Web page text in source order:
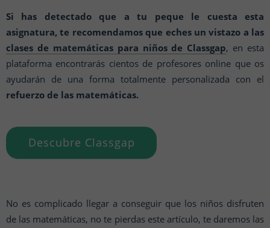
Si has detectado que a tu peque le cuesta esta
asignatura, te recomendamos que eches un vistazo a las
clases de matemáticas para niños de Classgap, en esta
plataforma encontrarás cientos de profesores online que os
ayudarán de una forma totalmente personalizada con el
refuerzo de las matemáticas.
Descubre Classgap
No es complicado llegar a conseguir que los niños disfruten
de las matemáticas, no te pierdas este artículo, te daremos las